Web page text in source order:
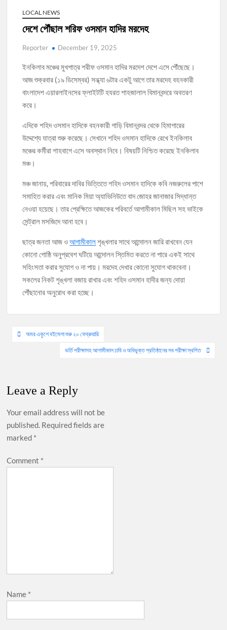
LOCAL NEWS
দেশে পৌঁছাল শরিফ ওসমান হাদির মরদেহ
Reporter December 19, 2025
ইনকিলাব মঞ্চের মুখপাত্র শরীফ ওসমান হাদির মরদেশ দেশে এসে পৌঁছেছে।
আজ শুক্রবার (১৯ ডিসেম্বর) সন্ধ্যা ৬টার একটু আগে তার মরদেহ বহনকারী
বাংলাদেশ এয়ারলাইনসের ফ্লাইটটি হযরত শাহজালাল বিমানবন্দরে অবতরণ
করে।
এদিকে শহিদ ওসমান হাদিকে বহনকারী গাড়ি বিমানবন্দর থেকে হিমাগারের
উদ্দেশ্যে যাত্রা শুরু করেছে। সেখানে শহিদ ওসমান হাদিকে রেখে ইনকিলাব
মঞ্চের কর্মীরা শাহবাগে এসে অবস্থান নিবে। বিষয়টি নিশ্চিত করেছে ইনকিলাব
মঞ্চ।
মঞ্চ জানায়, পরিবারের দাবির ভিত্তিতে শহিদ ওসমান হাদিকে কবি নজরুলের পাশে
সমাহিত করার এবং মানিক মিয়া অ্যাভিনিউতে বাদ জোহর জানাজার সিদ্ধান্ত
নেওয়া হয়েছে। তার প্রেক্ষিতে আজকের পরিবর্তে আগামীকাল মিছিল সহ ভাইকে
সেন্ট্রাল মসজিদে আনা হবে।
ছাত্র জনতা আজ ওআগামীকালশৃঙ্খলার সাথে আন্দোলন জারি রাখবেন যেন
কোনো গোষ্ঠি অনুপ্রবেশ ঘটিয়ে আন্দোলন স্তিমিত করতে না পারে একই সাথে
সহিংসতা করার সুযোগ ও না পায়। মরদেহ দেখার কোনো সুযোগ থাকবেনা।
সকলের নিকট শৃঙ্খলা বজায় রাখার এবং শহিদ ওসমান হাদীর জন্য দোয়া
পৌঁছানোর অনুরোধ করা হচ্ছে।
Post
navigation
অমর একুশে বইমেলা শুরু ২০ ফেব্রুয়ারি
ভর্তি পরীক্ষাসহ আগামীকাল ঢাবি ও অধিভুক্ত প্রতিষ্ঠানের সব পরীক্ষা স্থগিত
Leave a Reply
Your email address will not be
published. Required fields are
marked *
Comment *
Name *